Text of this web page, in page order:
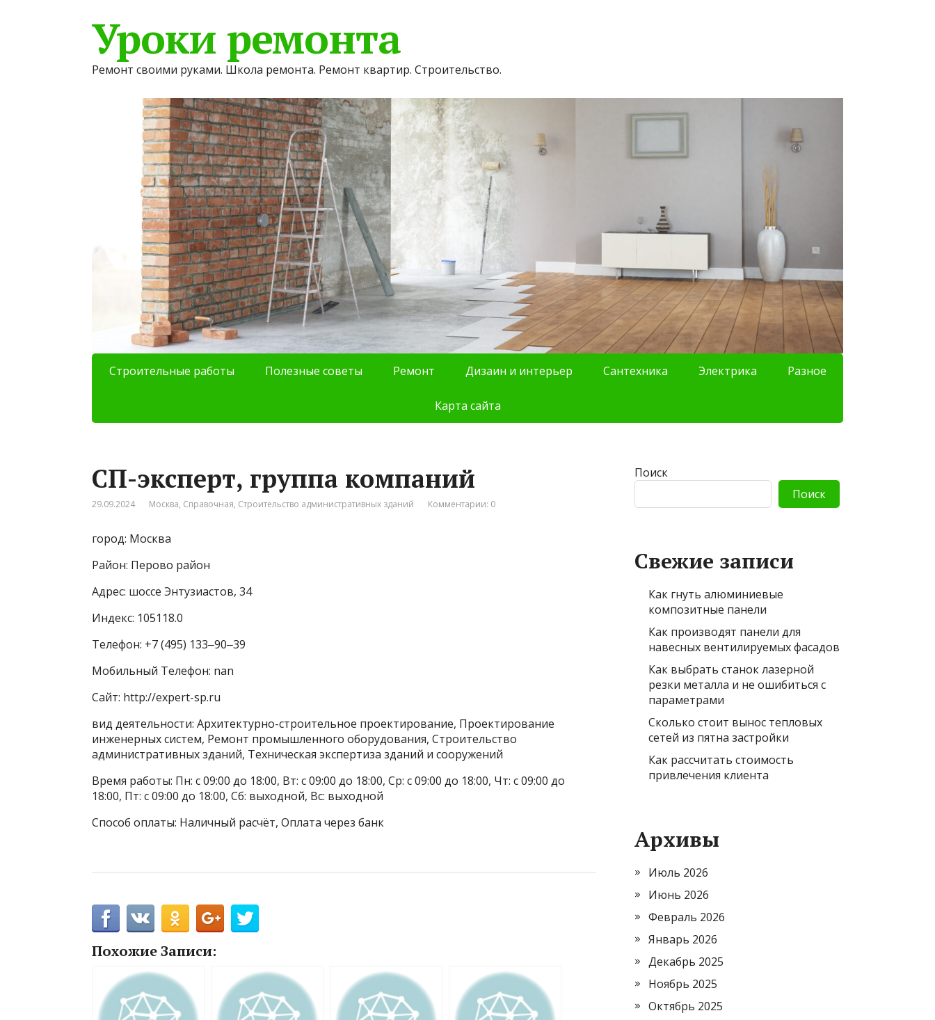
Уроки ремонта
Ремонт своими руками. Школа ремонта. Ремонт квартир. Строительство.
Строительные работы Полезные советы Ремонт Дизаин и интерьер Сантехника Электрика Разное
Карта сайта
СП-эксперт, группа компаний
29.09.2024 Москва, Справочная, Строительство административных зданий Комментарии: 0
город: Москва
Район: Перово район
Адрес: шоссе Энтузиастов, 34
Индекс: 105118.0
Телефон: +7 (495) 133‒90‒39
Мобильный Телефон: nan
Сайт: http://expert-sp.ru
вид деятельности: Архитектурно-строительное проектирование, Проектирование
инженерных систем, Ремонт промышленного оборудования, Строительство
административных зданий, Техническая экспертиза зданий и сооружений
Время работы: Пн: с 09:00 до 18:00, Вт: с 09:00 до 18:00, Ср: с 09:00 до 18:00, Чт: с 09:00 до
18:00, Пт: с 09:00 до 18:00, Сб: выходной, Вс: выходной
Способ оплаты: Наличный расчёт, Оплата через банк
Похожие Записи:
Поиск
Поиск
Свежие записи
Как гнуть алюминиевые
композитные панели
Как производят панели для
навесных вентилируемых фасадов
Как выбрать станок лазерной
резки металла и не ошибиться с
параметрами
Сколько стоит вынос тепловых
сетей из пятна застройки
Как рассчитать стоимость
привлечения клиента
Архивы
Июль 2026
Июнь 2026
Февраль 2026
Январь 2026
Декабрь 2025
Ноябрь 2025
Октябрь 2025